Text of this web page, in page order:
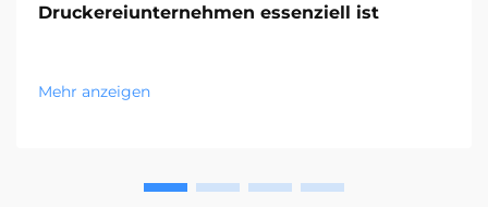
Druckereiunternehmen essenziell ist
Mehr anzeigen